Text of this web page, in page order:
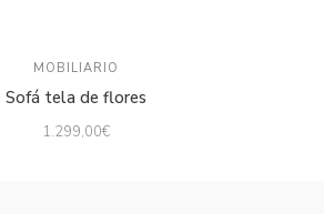
MOBILIARIO
Sofá tela de flores
1.299,00€